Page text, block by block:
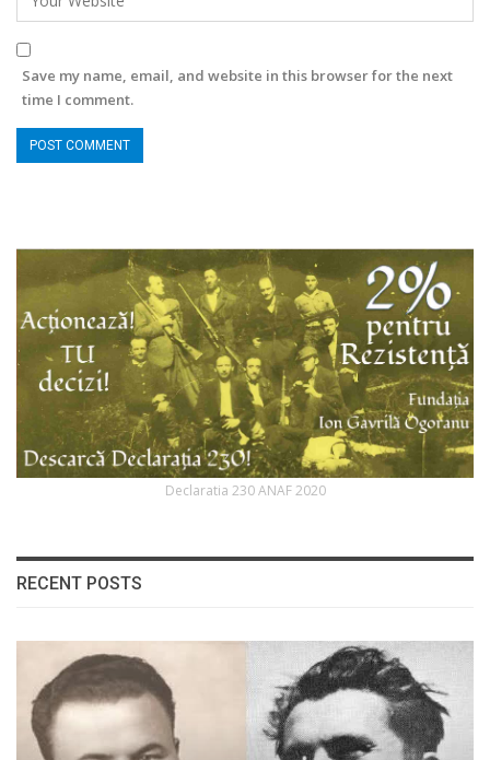
Save my name, email, and website in this browser for the next
time I comment.
Declaratia 230 ANAF 2020
RECENT POSTS